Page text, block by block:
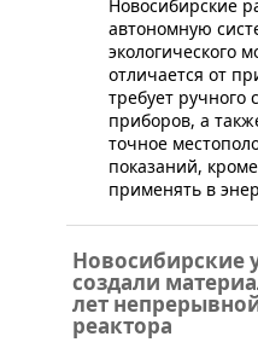
​Новосибирские
автономную
экологического
отличается от
требует
приборов, а
точное
показаний,
применять в
Новосибирские
создали
лет
реактора